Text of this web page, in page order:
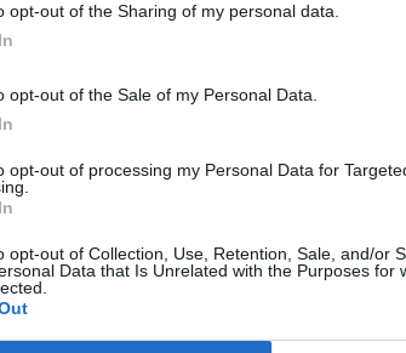
opt-out of the Sharing of my personal data.
opt-out of the Sale of my Personal Data.
opt-out of processing my Personal Data for
opt-out of Collection, Use, Retention, Sale, and/or
Data that Is Unrelated with the Purposes for
portfolio.hu hírarchívumához tartozik,
cikkarchívum
elmúlt 2 év napon belüli
Előfizetés